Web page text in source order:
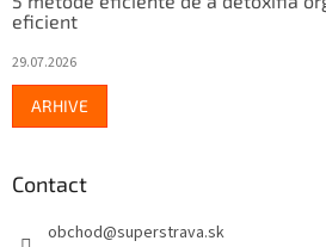
eficient
29.07.2026
ARHIVE
Contact
obchod@superstrava.sk